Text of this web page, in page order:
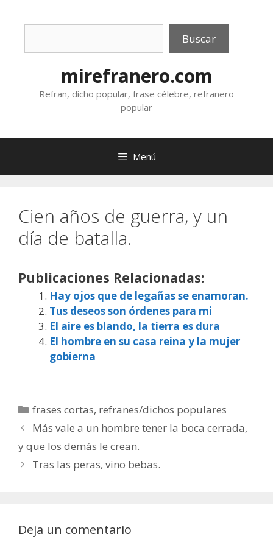
Buscar
mirefranero.com
Refran, dicho popular, frase célebre, refranero
popular
Menú
Cien años de guerra, y un
día de batalla.
Publicaciones Relacionadas:
Hay ojos que de legañas se enamoran.
Tus deseos son órdenes para mi
El aire es blando, la tierra es dura
El hombre en su casa reina y la mujer
gobierna
Categorías
frases cortas, refranes/dichos populares
Más vale a un hombre tener la boca cerrada,
y que los demás le crean.
Tras las peras, vino bebas.
Deja un comentario